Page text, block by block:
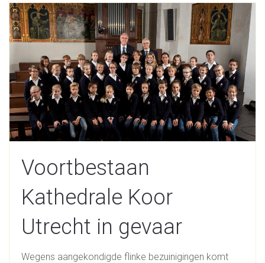
Voortbestaan
Kathedrale Koor
Utrecht in gevaar
Wegens aangekondigde flinke bezuinigingen komt